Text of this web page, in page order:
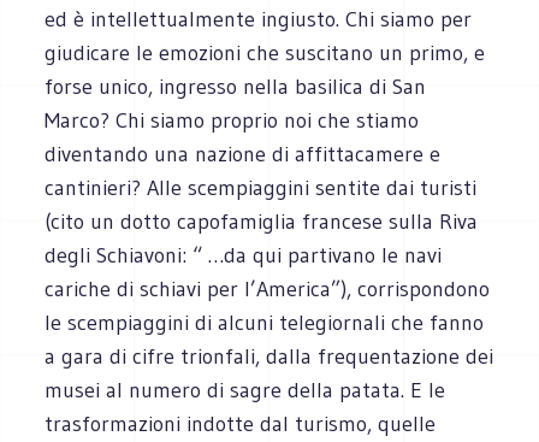
ed è intellettualmente ingiusto. Chi siamo per
giudicare le emozioni che suscitano un primo, e
forse unico, ingresso nella basilica di San
Marco? Chi siamo proprio noi che stiamo
diventando una nazione di affittacamere e
cantinieri? Alle scempiaggini sentite dai turisti
(cito un dotto capofamiglia francese sulla Riva
degli Schiavoni: “ …da qui partivano le navi
cariche di schiavi per l’America”), corrispondono
le scempiaggini di alcuni telegiornali che fanno
a gara di cifre trionfali, dalla frequentazione dei
musei al numero di sagre della patata. E le
trasformazioni indotte dal turismo, quelle